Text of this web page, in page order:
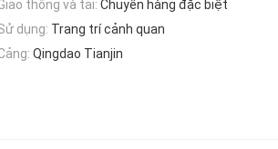
thông và tải: Chuyển hàng đặc biệt
dụng: Trang trí cảnh quan
Qingdao Tianjin